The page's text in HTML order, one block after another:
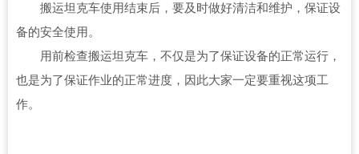
搬运坦克车使用结束后，要及时做好清洁和维护，保证设
备的安全使用。
用前检查搬运坦克车，不仅是为了保证设备的正常运行，
也是为了保证作业的正常进度，因此大家一定要重视这项工
作。